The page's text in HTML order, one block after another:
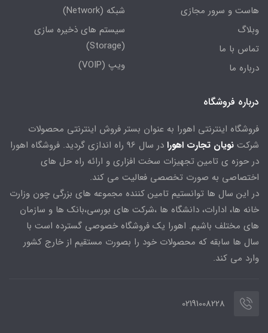
هاست و سرور مجازی
وبلاگ
تماس با ما
درباره ما
شبکه (Network)
سیستم های ذخیره سازی
(Storage)
ویپ (VOIP)
درباره فروشگاه
فروشگاه اینترنتی اهورا به عنوان بستر فروش اینترنتی محصولات
شرکت نویان تجارت اهورا
در سال 96 راه اندازی گردید. فروشگاه اهورا
در حوزه ی تامین تجهیزات سخت افزاری و ارائه راه حل های
اختصاصی به صورت تخصصی فعالیت می کند.
در این سال ها توانستیم تامین کننده مجموعه های بزرگی چون وزارت
خانه ها، ادارات، دانشگاه ها ،شرکت های بورسی،بانک ها و سازمان
های مختلف باشیم. اهورا یک فروشگاه خصوصی گسترده است با
سال ها سابقه که محصولات خود را بصورت مستقیم از خارج کشور
وارد می کند.
02191008228